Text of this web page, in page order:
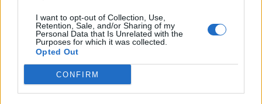
I want to opt-out of Collection, Use,
Retention, Sale, and/or Sharing of my
Personal Data that Is Unrelated with the
Purposes for which it was collected.
Opted Out
CONFIRM